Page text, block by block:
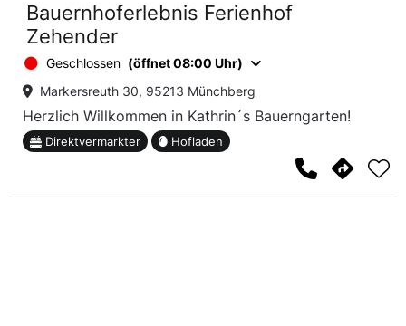
Bauernhoferlebnis Ferienhof
Zehender
Geschlossen (öffnet 08:00 Uhr)
Markersreuth 30, 95213 Münchberg
Herzlich Willkommen in Kathrin´s Bauerngarten!
Direktvermarkter Hofladen